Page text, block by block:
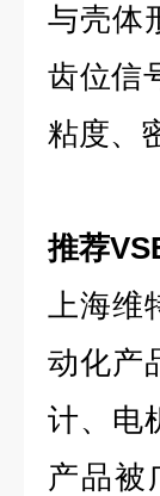
与壳体
齿位信
粘度、
推荐
上海维
动化产
计、电
产品被